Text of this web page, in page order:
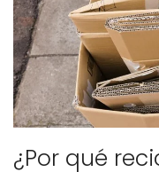
¿Por qué